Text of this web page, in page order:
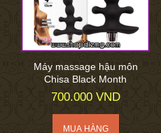
Máy massage hậu môn
Chisa Black Month
700.000 VND